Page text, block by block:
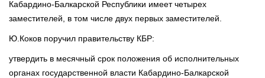
Кабардино-Балкарской Республики имеет четырех
заместителей, в том числе двух первых заместителей.
Ю.Коков поручил правительству КБР:
утвердить в месячный срок положения об исполнительных
органах государственной власти Кабардино-Балкарской